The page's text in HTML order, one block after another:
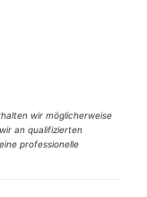
wir möglicherweise
an qualifizierten
professionelle